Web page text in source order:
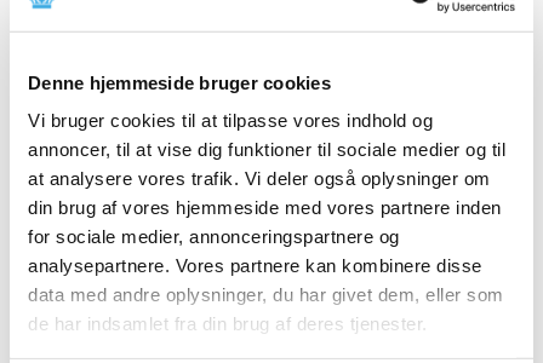
Denne hjemmeside bruger cookies
Vi bruger cookies til at tilpasse vores indhold og
annoncer, til at vise dig funktioner til sociale medier og til
at analysere vores trafik. Vi deler også oplysninger om
din brug af vores hjemmeside med vores partnere inden
for sociale medier, annonceringspartnere og
analysepartnere. Vores partnere kan kombinere disse
data med andre oplysninger, du har givet dem, eller som
de har indsamlet fra din brug af deres tjenester.
2024 (21)
2022 (11)
2021 (38)
2020 (19)
december (3)
november (3)
oktober (2)
september (2)
juni (2)
maj (3)